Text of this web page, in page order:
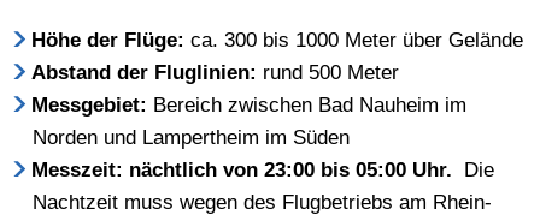
Höhe der Flüge: ca. 300 bis 1000 Meter über Gelände
Abstand der Fluglinien: rund 500 Meter
Messgebiet: Bereich zwischen Bad Nauheim im
Norden und Lampertheim im Süden
Messzeit: nächtlich von 23:00 bis 05:00 Uhr.
Die
Nachtzeit muss wegen des Flugbetriebs am Rhein-